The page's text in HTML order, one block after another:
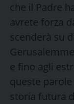
che il Padre
avrete forza
scenderà su
e fino agli
queste
storia futura